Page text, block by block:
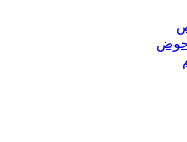
حوض